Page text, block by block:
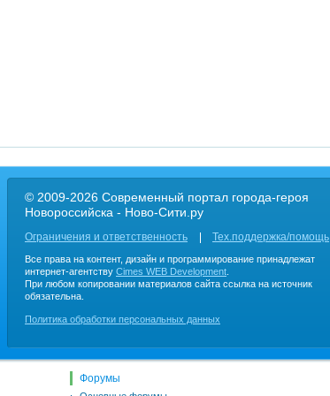
© 2009-2026 Современный портал города-героя
Новороссийска - Ново-Сити.ру
Ограничения и ответственность Тех.поддержка/помощь
Все права на контент, дизайн и программирование принадлежат
интернет-агентству Cimes WEB Development
При любом копировании материалов сайта ссылка на источник
обязательна.
Политика обработки персональных данных
Форумы